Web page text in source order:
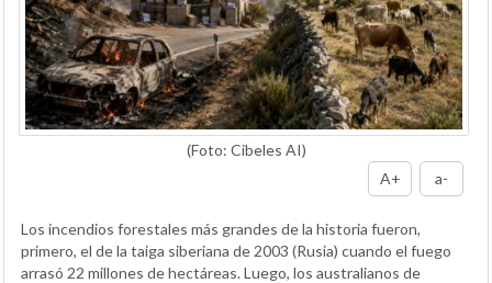
(Foto: Cibeles AI)
A+
a-
Los incendios forestales más grandes de la historia fueron,
primero, el de la taiga siberiana de 2003 (Rusia) cuando el fuego
arrasó 22 millones de hectáreas. Luego, los australianos de